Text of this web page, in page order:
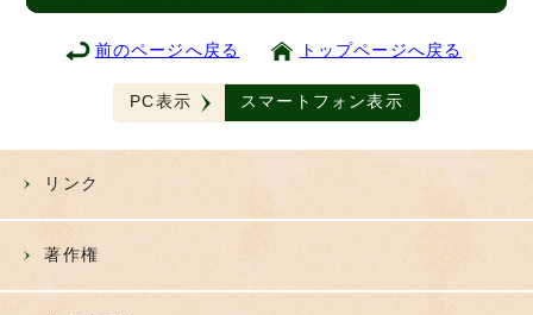
前のページへ戻る トップページへ戻る
PC表示 スマートフォン表示
リンク
著作権